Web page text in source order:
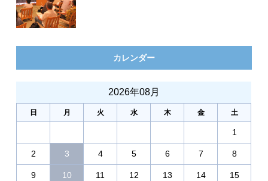
カレンダー
2026年08月
日 月 火 水 木 金 土
1
2 3 4 5 6 7 8
9 10 11 12 13 14 15